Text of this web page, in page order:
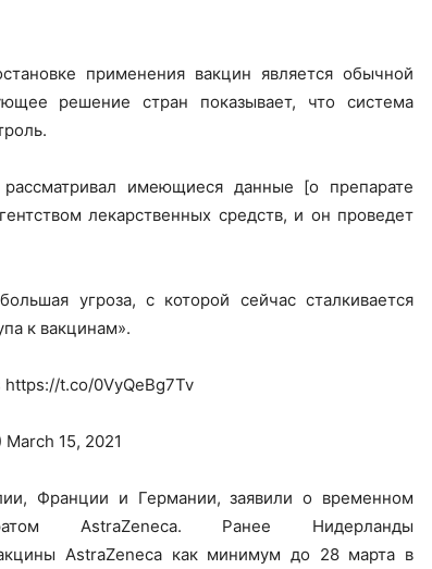
применения вакцин является обычной
решение стран показывает, что система
имеющиеся данные [о препарате
лекарственных средств, и он проведет
угроза, с которой сейчас сталкивается
к вакцинам».
https://t.co/0VyQeBg7Tv
15, 2021
Франции и Германии, заявили о временном
AstraZeneca. Ранее Нидерланды
AstraZeneca как минимум до 28 марта в